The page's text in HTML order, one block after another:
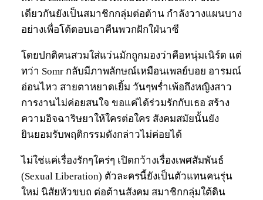
เดียวกันยังเป็นสมาชิกกลุ่มต่อต้าน กำลังวางแผนบาง
อย่างเพื่อโต้ตอบเอาคืนพวกฝักใฝ่นาซี
โดยปกติคนสวมใส่แว่นมักถูกมองว่าคือหนุ่มเนิร์ด แต่
ทว่า Somr กลับมีภาพลักษณ์เหมือนเพลย์บอย อารมณ์
อ่อนไหว สายตาหยาดเยิ้ม วันๆพร่ำเพ้อถึงหญิงสาว
การงานไม่ค่อยสนใจ ขอแค่ได้ร่วมรักกับเธอ สร้าง
ความอิจฉาริษยาให้ใครต่อใคร สังคมสมัยนั้นยัง
ยินยอมรับพฤติกรรมดังกล่าวไม่ค่อยได้
ไม่ใช่แค่เรื่องรักๆใคร่ๆ เปิดกว้างเรื่องเพศสัมพันธ์
(Sexual Liberation) ตัวละครนี้ยังเป็นตัวแทนคนรุ่น
ใหม่ นิสัยหัวขบถ ต่อต้านสังคม สมาชิกกลุ่มใต้ดิน